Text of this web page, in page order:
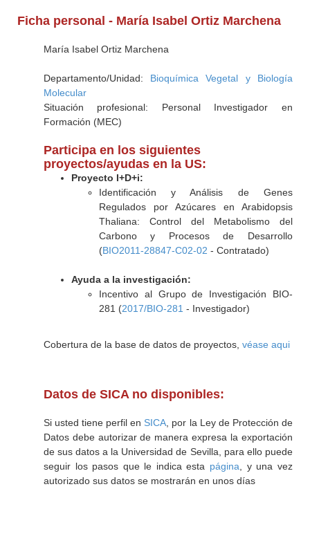
Ficha personal - María Isabel Ortiz Marchena
María Isabel Ortiz Marchena
Departamento/Unidad: Bioquímica Vegetal y Biología
Molecular
Situación profesional: Personal Investigador en
Formación (MEC)
Participa en los siguientes
proyectos/ayudas en la US:
Proyecto I+D+i:
Identificación y Análisis de Genes
Regulados por Azúcares en Arabidopsis
Thaliana: Control del Metabolismo del
Carbono y Procesos de Desarrollo
(BIO2011-28847-C02-02 - Contratado)
Ayuda a la investigación:
Incentivo al Grupo de Investigación BIO-
281 (2017/BIO-281 - Investigador)
Cobertura de la base de datos de proyectos, véase aqui
Datos de SICA no disponibles:
Si usted tiene perfil en SICA , por la Ley de Protección de
Datos debe autorizar de manera expresa la exportación
de sus datos a la Universidad de Sevilla, para ello puede
seguir los pasos que le indica esta página , y una vez
autorizado sus datos se mostrarán en unos días